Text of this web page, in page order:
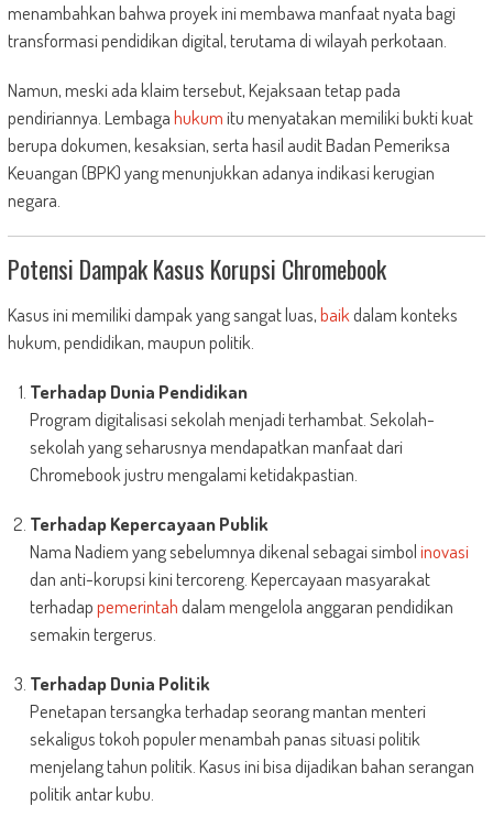
menambahkan bahwa proyek ini membawa manfaat nyata bagi
transformasi pendidikan digital, terutama di wilayah perkotaan.
Namun, meski ada klaim tersebut, Kejaksaan tetap pada
pendiriannya. Lembagahukumitu menyatakan memiliki bukti kuat
berupa dokumen, kesaksian, serta hasil audit Badan Pemeriksa
Keuangan (BPK) yang menunjukkan adanya indikasi kerugian
negara.
Potensi Dampak Kasus Korupsi Chromebook
Kasus ini memiliki dampak yang sangat luas,baikdalam konteks
hukum, pendidikan, maupun politik.
Terhadap Dunia Pendidikan
Program digitalisasi sekolah menjadi terhambat. Sekolah-
sekolah yang seharusnya mendapatkan manfaat dari
Chromebook justru mengalami ketidakpastian.
Terhadap Kepercayaan Publik
Nama Nadiem yang sebelumnya dikenal sebagai simbolinovasi
dan anti-korupsi kini tercoreng. Kepercayaan masyarakat
terhadappemerintahdalam mengelola anggaran pendidikan
semakin tergerus.
Terhadap Dunia Politik
Penetapan tersangka terhadap seorang mantan menteri
sekaligus tokoh populer menambah panas situasi politik
menjelang tahun politik. Kasus ini bisa dijadikan bahan serangan
politik antar kubu.